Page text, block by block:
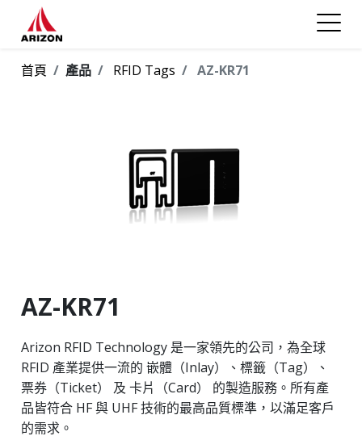
首頁 產品 RFID Tags AZ-KR71
AZ-KR71
Arizon RFID Technology 是一家領先的公司，為全球
RFID 產業提供一流的 嵌體（Inlay）、標籤（Tag）、
票券（Ticket） 及 卡片（Card） 的製造服務。所有產
品皆符合 HF 與 UHF 技術的最高品質標準，以滿足客戶
的需求。